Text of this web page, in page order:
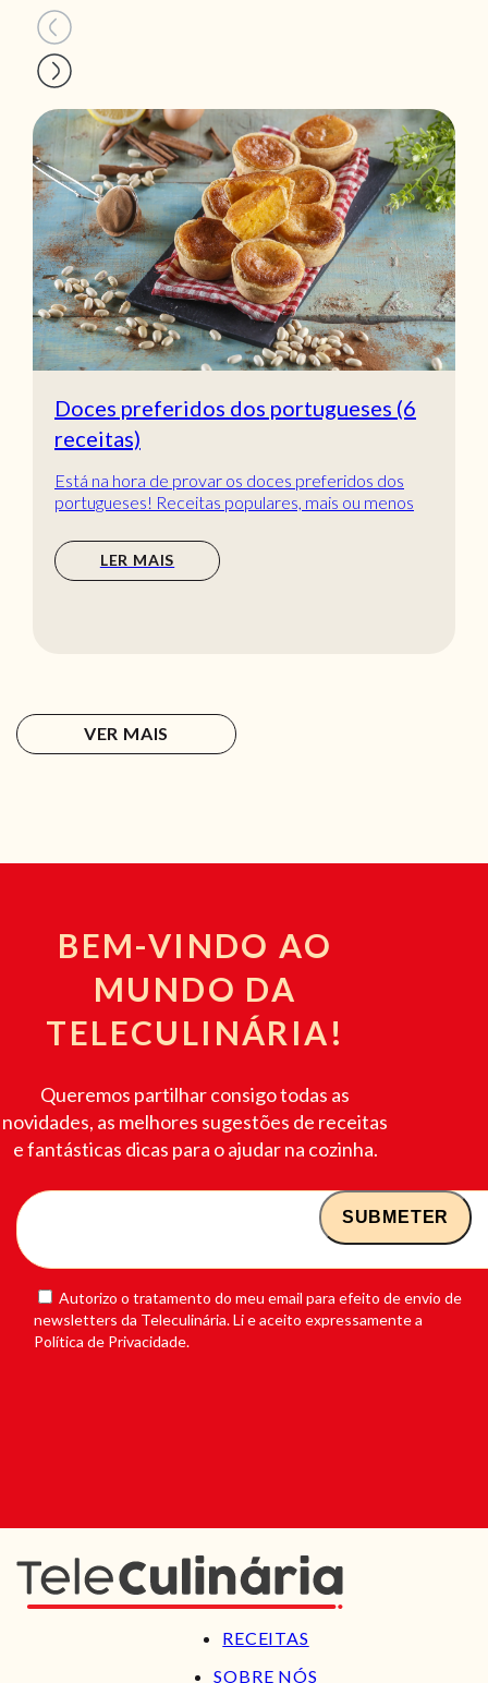
Doces preferidos dos portugueses (6
receitas)
Está na hora de provar os doces preferidos dos
portugueses! Receitas populares, mais ou menos
LER MAIS
VER MAIS
BEM-VINDO AO
MUNDO DA
TELECULINÁRIA!
Queremos partilhar consigo todas as
novidades, as melhores sugestões de receitas
e fantásticas dicas para o ajudar na cozinha.
Autorizo o tratamento do meu email para efeito de envio de
newsletters da Teleculinária. Li e aceito expressamente a
Política de Privacidade.
RECEITAS
SOBRE NÓS